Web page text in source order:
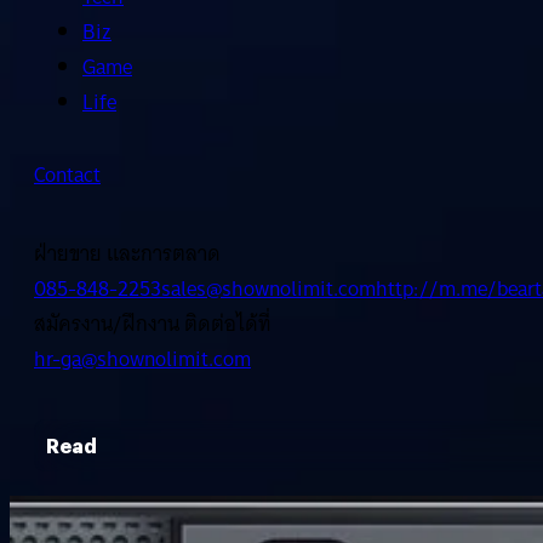
Biz
Game
Life
Contact
ฝ่ายขาย และการตลาด
085-848-2253sales@shownolimit.comhttp://m.me/
สมัครงาน/ฝึกงาน ติดต่อได้ที่
hr-ga@shownolimit.com
Read